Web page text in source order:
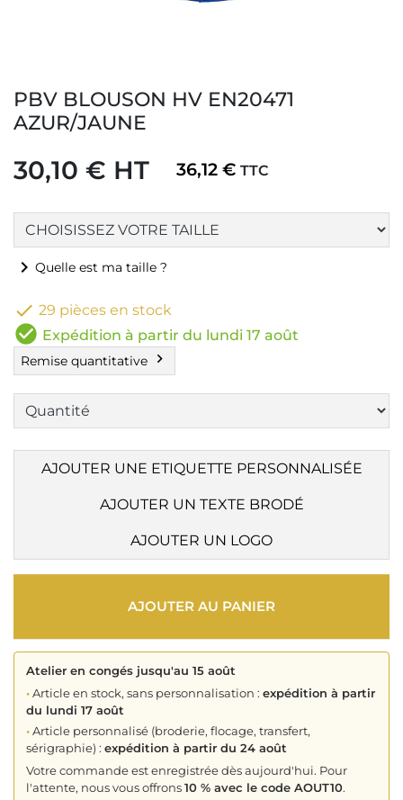
PBV BLOUSON HV EN20471
AZUR/JAUNE
30,10 € HT 36,12 € TTC
chevron_right Quelle est ma taille ?
 29 pièces en stock
check_circle Expédition à partir du lundi 17 août
Remise quantitative chevron_right
AJOUTER UNE ETIQUETTE PERSONNALISÉE
AJOUTER UN TEXTE BRODÉ
AJOUTER UN LOGO
AJOUTER AU PANIER
Atelier en congés jusqu'au 15 août
•Article en stock, sans personnalisation : expédition à partir
du lundi 17 août
•Article personnalisé (broderie, flocage, transfert,
sérigraphie) : expédition à partir du 24 août
Votre commande est enregistrée dès aujourd'hui. Pour
l'attente, nous vous offrons10 % avec le code AOUT10.